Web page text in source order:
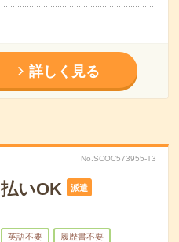
詳しく見る
No.SCOC573955-T3
いOK 派遣
英語不要 履歴書不要